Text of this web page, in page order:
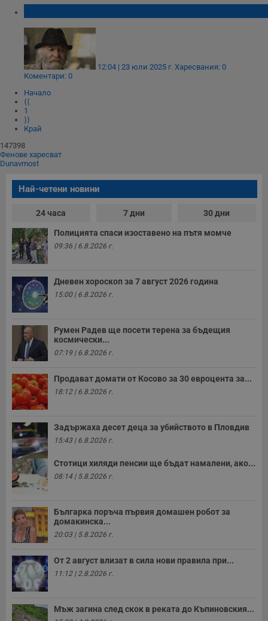
12:04 | 23 юли 2025 г. Харесвания: 0
Коментари: 0
Начало
⟨⟨
1
⟩⟩
Край
147398
Фенове харесват
Dunavmost
Най-четени новини
24 часа 7 дни 30 дни
Полицията спаси изоставено на пътя момче
09:36 | 6.8.2026 г.
Дневен хороскоп за 7 август 2026 година
15:00 | 6.8.2026 г.
Румен Радев ще посети терена за бъдещия
космически...
07:19 | 6.8.2026 г.
Продават домати от Косово за 30 евроцента за...
18:12 | 6.8.2026 г.
Задържаха десет деца за убийството в Пловдив
15:43 | 6.8.2026 г.
Стотици хиляди пенсии ще бъдат намалени, ако...
08:14 | 5.8.2026 г.
Българка поръча първия домашен робот за
домакинска...
20:03 | 5.8.2026 г.
От 2 август влизат в сила нови правила при...
11:12 | 2.8.2026 г.
Мъж загина след скок в реката до Къпиновския...